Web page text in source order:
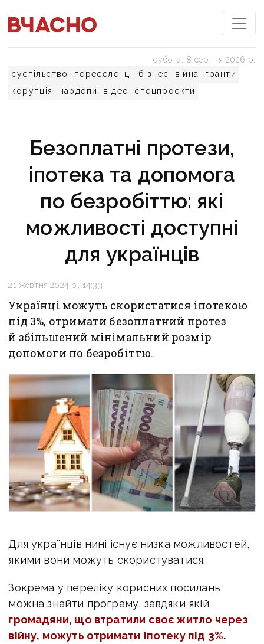
суспільство переселенці бізнес війна
гранти
корупція
нардепи відео спецпроєкти
субота, 8 серпня 2026 р.
Безоплатні протези,
іпотека та допомога
по безробіттю: які
можливості доступні
для українців
21 жовтня 2024 р., 14:33
Українці можуть скористатися іпотекою
під 3%, отримати безоплатний протез
й збільшений мінімальний розмір
допомоги по безробіттю.
Для українців нині існує низка можливостей,
якими вони можуть скористуватися.
Зокрема у переліку корисних посилань
можна знайти програму, завдяки якій
громадяни, що втратили своє житло через
війну, можуть отримати іпотеку під 3%.